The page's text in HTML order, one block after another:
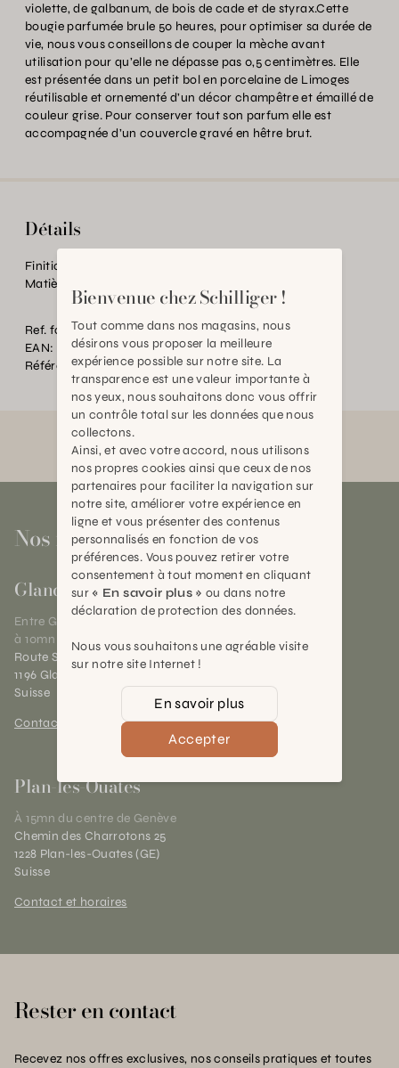
violette, de galbanum, de bois de cade et de styrax.Cette
bougie parfumée brule 50 heures, pour optimiser sa durée de
vie, nous vous conseillons de couper la mèche avant
utilisation pour qu’elle ne dépasse pas 0,5 centimètres. Elle
est présentée dans un petit bol en porcelaine de Limoges
réutilisable et ornementé d’un décor champêtre et émaillé de
couleur grise. Pour conserver tout son parfum elle est
accompagnée d’un couvercle gravé en hêtre brut.
Détails
Finition:
Matière:
Ref. fournisseur:
CUIRN-BOUG-150
EAN:
2000000547378
Référence:
BT.P70744.0000.0000.0000
Nos magasins
Gland
Entre Genève et Lausanne,
à 10mn de Nyon
Route Suisse 40
1196 Gland (VD)
Suisse
Contact et horaires
Plan-les-Ouates
À 15mn du centre de Genève
Chemin des Charrotons 25
1228 Plan-les-Ouates (GE)
Suisse
Contact et horaires
Rester en contact
Recevez nos offres exclusives, nos conseils pratiques et toutes
Bienvenue chez Schilliger !
Tout comme dans nos magasins, nous
désirons vous proposer la meilleure
expérience possible sur notre site. La
transparence est une valeur importante à
nos yeux, nous souhaitons donc vous offrir
un contrôle total sur les données que nous
collectons.
Ainsi, et avec votre accord, nous utilisons
nos propres cookies ainsi que ceux de nos
partenaires pour faciliter la navigation sur
notre site, améliorer votre expérience en
ligne et vous présenter des contenus
personnalisés en fonction de vos
préférences. Vous pouvez retirer votre
consentement à tout moment en cliquant
sur « En savoir plus » ou dans notre
déclaration de protection des données.
Nous vous souhaitons une agréable visite
sur notre site Internet !
En savoir plus
Accepter